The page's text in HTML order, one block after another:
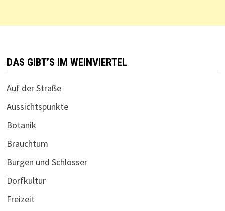
DAS GIBT’S IM WEINVIERTEL
Auf der Straße
Aussichtspunkte
Botanik
Brauchtum
Burgen und Schlösser
Dorfkultur
Freizeit